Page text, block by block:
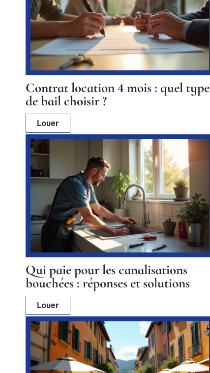
Contrat location 4 mois : quel type
de bail choisir ?
Louer
Qui paie pour les canalisations
bouchées : réponses et solutions
Louer